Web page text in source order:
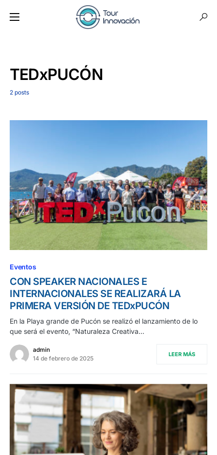
TEDxPUCÓN
2 posts
Eventos
CON SPEAKER NACIONALES E
INTERNACIONALES SE REALIZARÁ LA
PRIMERA VERSIÓN DE TEDxPUCÓN
En la Playa grande de Pucón se realizó el lanzamiento de lo
que será el evento, “Naturaleza Creativa…
admin
14 de febrero de 2025
LEER MÁS